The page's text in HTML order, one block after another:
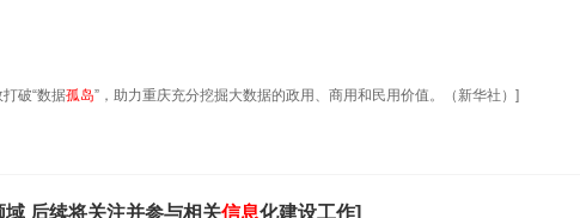
破“数据孤岛”，助力重庆充分挖掘大数据的政用、商用和民用价值。（新华社）]
域 后续将关注并参与相关信息化建设工作]